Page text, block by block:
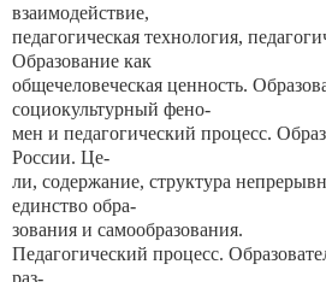
взаимодействие,
педагогическая технология,
Образование как
общечеловеческая ценность.
социокультурный фено-
мен и педагогический процесс.
России. Це-
ли, содержание, структура
единство обра-
зования и самообразования.
Педагогический процесс.
раз-